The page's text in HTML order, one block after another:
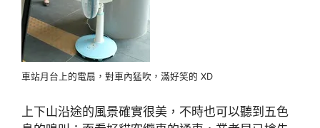
車站月台上的電扇，對車內猛吹，滿好笑的 XD
上下山沿途的風景確實很美，不時也可以聽到五色